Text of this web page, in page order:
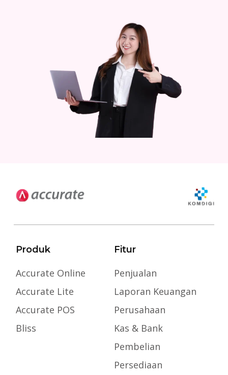
Produk
Accurate Online
Accurate Lite
Accurate POS
Bliss
Fitur
Penjualan
Laporan Keuangan
Perusahaan
Kas & Bank
Pembelian
Persediaan